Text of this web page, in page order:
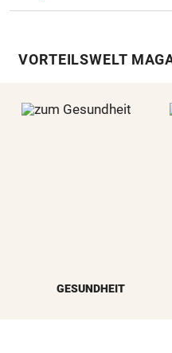
VORTEILSWELT
GESUNDHEIT